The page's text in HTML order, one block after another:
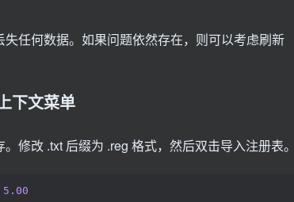
任何数据。如果问题依然存在，则可以考虑刷新
下文菜单
修改 .txt 后缀为 .reg 格式，然后双击导入注册表
5.00